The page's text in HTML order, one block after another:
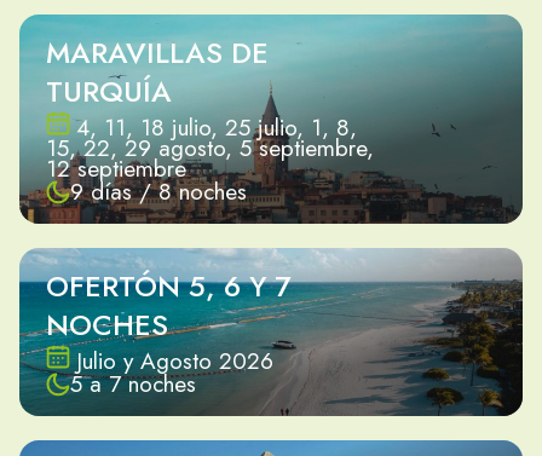
MARAVILLAS DE
TURQUÍA
4, 11, 18 julio, 25 julio, 1, 8,
15, 22, 29 agosto, 5 septiembre,
12 septiembre
9 días / 8 noches
OFERTÓN 5, 6 Y 7
NOCHES
Julio y Agosto 2026
5 a 7 noches